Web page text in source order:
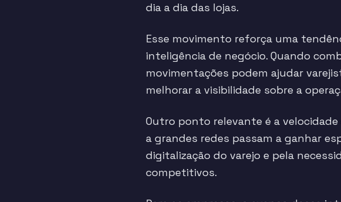
dia a dia das lojas.
Esse movimento reforça uma
inteligência de negócio. Quando
movimentações podem ajudar
melhorar a visibilidade sobre a
Outro ponto relevante é a
a grandes redes passam a ganhar
digitalização do varejo e pela
competitivos.